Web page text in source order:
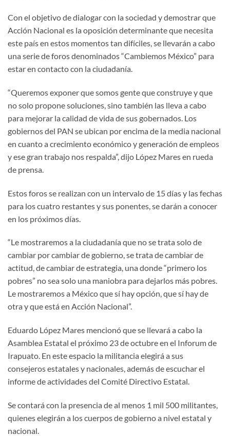
Con el objetivo de dialogar con la sociedad y demostrar que
Acción Nacional es la oposición determinante que necesita
este país en estos momentos tan difíciles, se llevarán a cabo
una serie de foros denominados “Cambiemos México” para
estar en contacto con la ciudadanía.
“Queremos exponer que somos gente que construye y que
no solo propone soluciones, sino también las lleva a cabo
para mejorar la calidad de vida de sus gobernados. Los
gobiernos del PAN se ubican por encima de la media nacional
en cuanto a crecimiento económico y generación de empleos
y ese gran trabajo nos respalda”, dijo López Mares en rueda
de prensa.
Estos foros se realizan con un intervalo de 15 días y las fechas
para los cuatro restantes y sus ponentes, se darán a conocer
en los próximos días.
“Le mostraremos a la ciudadanía que no se trata solo de
cambiar por cambiar de gobierno, se trata de cambiar de
actitud, de cambiar de estrategia, una donde “primero los
pobres” no sea solo una maniobra para dejarlos más pobres.
Le mostraremos a México que sí hay opción, que sí hay de
otra y que está en Acción Nacional”.
Eduardo López Mares mencionó que se llevará a cabo la
Asamblea Estatal el próximo 23 de octubre en el Inforum de
Irapuato. En este espacio la militancia elegirá a sus
consejeros estatales y nacionales, además de escuchar el
informe de actividades del Comité Directivo Estatal.
Se contará con la presencia de al menos 1 mil 500 militantes,
quienes elegirán a los cuerpos de gobierno a nivel estatal y
nacional.